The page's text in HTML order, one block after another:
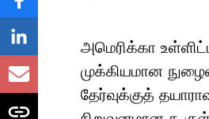
அமெரிக்கா
முக்கியமான
தேர்வுக்குத்